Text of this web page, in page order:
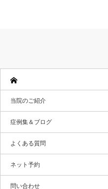
当院のご紹介
症例集＆ブログ
よくある質問
ネット予約
問い合わせ